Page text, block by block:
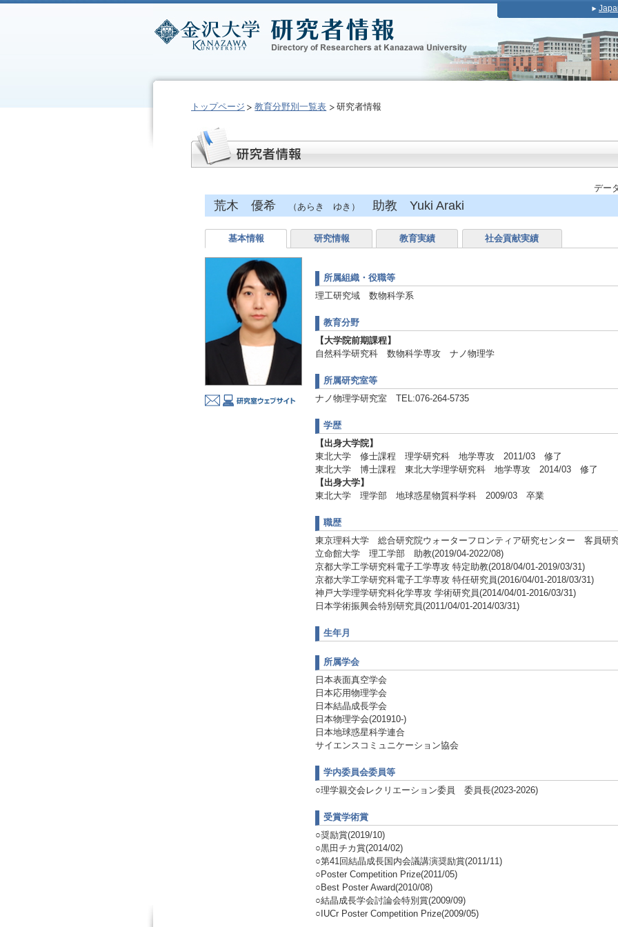
トップページ 教育分野別一覧表 研究者情報
デー
荒木 優希 （あらき ゆき） 助教 Yuki Araki
基本情報 研究情報 教育実績 社会貢献実績
所属組織・役職等
理工研究域 数物科学系
教育分野
【大学院前期課程】
自然科学研究科 数物科学専攻 ナノ物理学
所属研究室等
ナノ物理学研究室 TEL:076-264-5735
学歴
【出身大学院】
東北大学 修士課程 理学研究科 地学専攻 2011/03 修了
東北大学 博士課程 東北大学理学研究科 地学専攻 2014/03 修了
【出身大学】
東北大学 理学部 地球惑星物質科学科 2009/03 卒業
職歴
東京理科大学 総合研究院ウォーターフロンティア研究センター 客員研
立命館大学 理工学部 助教(2019/04-2022/08)
京都大学工学研究科電子工学専攻 特定助教(2018/04/01-2019/03/31)
京都大学工学研究科電子工学専攻 特任研究員(2016/04/01-2018/03/31)
神戸大学理学研究科化学専攻 学術研究員(2014/04/01-2016/03/31)
日本学術振興会特別研究員(2011/04/01-2014/03/31)
生年月
所属学会
日本表面真空学会
日本応用物理学会
日本結晶成長学会
日本物理学会(201910-)
日本地球惑星科学連合
サイエンスコミュニケーション協会
学内委員会委員等
○理学親交会レクリエーション委員 委員長(2023-2026)
受賞学術賞
○奨励賞(2019/10)
○黒田チカ賞(2014/02)
○第41回結晶成長国内会議講演奨励賞(2011/11)
○Poster Competition Prize(2011/05)
○Best Poster Award(2010/08)
○結晶成長学会討論会特別賞(2009/09)
○IUCr Poster Competition Prize(2009/05)